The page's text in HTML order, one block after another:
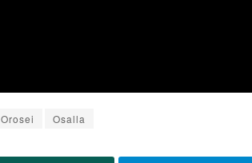
Orosei Osalla